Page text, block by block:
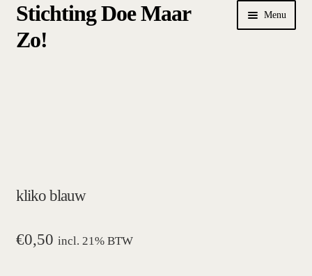
Ga
naar
Ga
de
Stichting Doe Maar
Zo!
Menu
bestellen
hoe werkt een plansysteem
kliko blauw
€0,50 incl. 21% BTW